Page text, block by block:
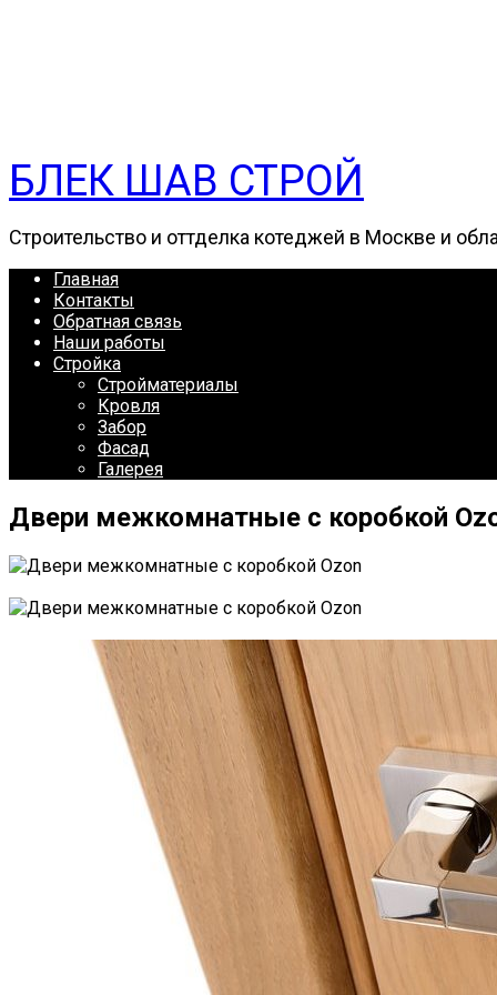
БЛЕК ШАВ СТРОЙ
Строительство и оттделка котеджей в Москве и
Главная
Контакты
Обратная связь
Наши работы
Стройка
Стройматериалы
Кровля
Забор
Фасад
Галерея
Двери межкомнатные с коробкой